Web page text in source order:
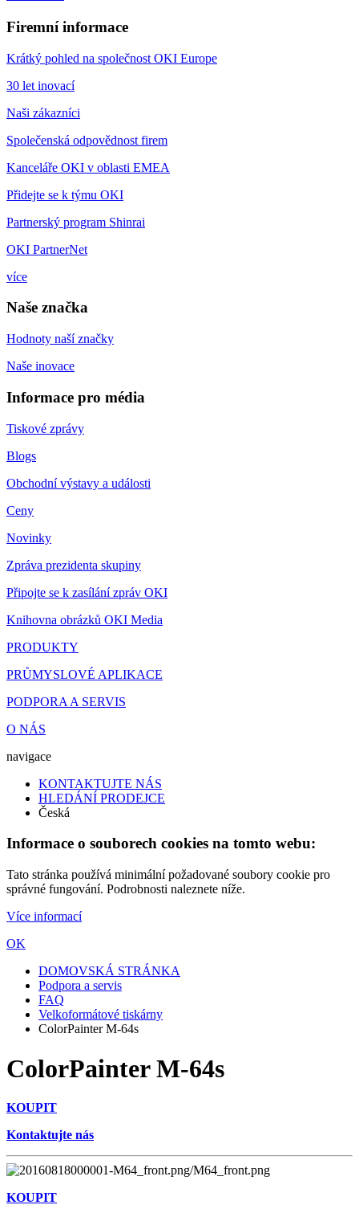
Firemní informace
Krátký pohled na společnost OKI Europe
30 let inovací
Naši zákazníci
Společenská odpovědnost firem
Kanceláře OKI v oblasti EMEA
Přidejte se k týmu OKI
Partnerský program Shinrai
OKI PartnerNet
více
Naše značka
Hodnoty naší značky
Naše inovace
Informace pro média
Tiskové zprávy
Blogs
Obchodní výstavy a události
Ceny
Novinky
Zpráva prezidenta skupiny
Připojte se k zasílání zpráv OKI
Knihovna obrázků OKI Media
PRODUKTY
PRŮMYSLOVÉ APLIKACE
PODPORA A SERVIS
O NÁS
navigace
KONTAKTUJTE NÁS
HLEDÁNÍ PRODEJCE
Česká
Informace o souborech cookies na tomto webu:
Tato stránka používá minimální požadované soubory cookie pro
správné fungování. Podrobnosti naleznete níže.
Více informací
OK
DOMOVSKÁ STRÁNKA
Podpora a servis
FAQ
Velkoformátové tiskárny
ColorPainter M-64s
ColorPainter M-64s
KOUPIT
Kontaktujte nás
KOUPIT